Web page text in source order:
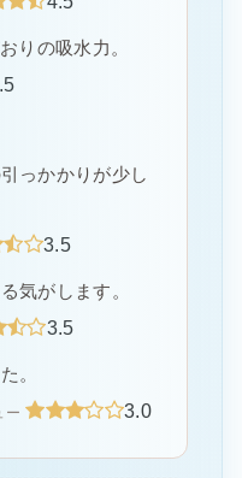
りの吸水力。
っかかりが少し
3.5
気がします。
3.5
。
ー 3.0